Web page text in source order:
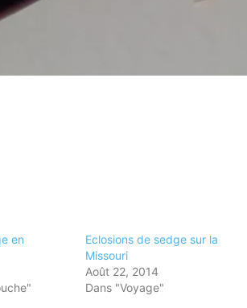
en
Eclosions de sedge sur la
Missouri
Août 22, 2014
Dans "Voyage"